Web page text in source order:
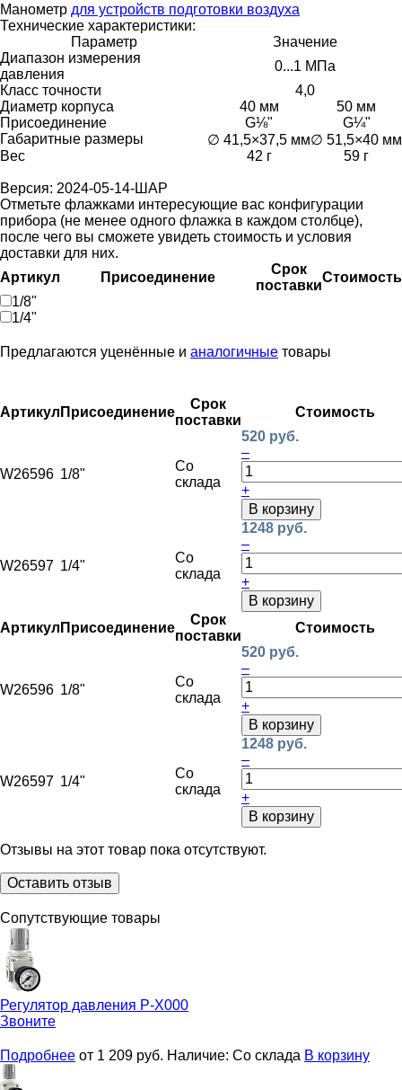
Манометр для устройств подготовки воздуха
Технические характеристики:
Параметр
Значение
Диапазон измерения
давления
0...1 МПа
Класс точности
4,0
Диаметр корпуса
40 мм
50 мм
Присоединение
G⅛"
G¼"
Габаритные размеры
∅ 41,5×37,5 мм∅ 51,5×40 мм
Вес
42 г 59 г
Версия: 2024-05-14-ШАР
Отметьте флажками интересующие вас конфигурации
прибора (не менее одного флажка в каждом столбце),
после чего вы сможете увидеть стоимость и условия
доставки для них.
Артикул
Присоединение
Срок
поставки
Стоимость
1/8"
1/4"
Предлагаются уценённые и аналогичные товары
Артикул Присоединение
Срок
поставки
Стоимость
W26596 1/8"
Со
склада
520 руб.
–
+
В корзину
W26597 1/4"
Со
склада
1248 руб.
–
+
В корзину
Артикул Присоединение
Срок
поставки
Стоимость
W26596 1/8"
Со
склада
520 руб.
–
+
В корзину
W26597 1/4"
Со
склада
1248 руб.
–
+
В корзину
Отзывы на этот товар пока отсутствуют.
Оставить отзыв
Сопутствующие товары
Регулятор давления Р-Х000
Звоните
Подробнее от 1 209 руб. Наличие: Со склада В корзину